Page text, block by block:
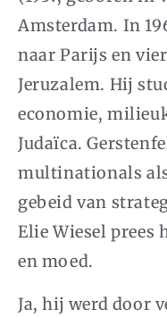
Amsterdam. In
naar Parijs en
Jeruzalem. Hij
economie,
Judaïca.
multinationals
gebeid van
Elie Wiesel
en moed.
Ja, hij werd door